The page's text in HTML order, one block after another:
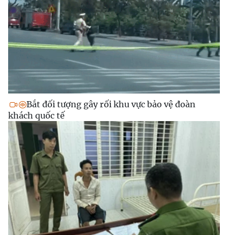
Bắt đối tượng gây rối khu vực bảo vệ đoàn
khách quốc tế